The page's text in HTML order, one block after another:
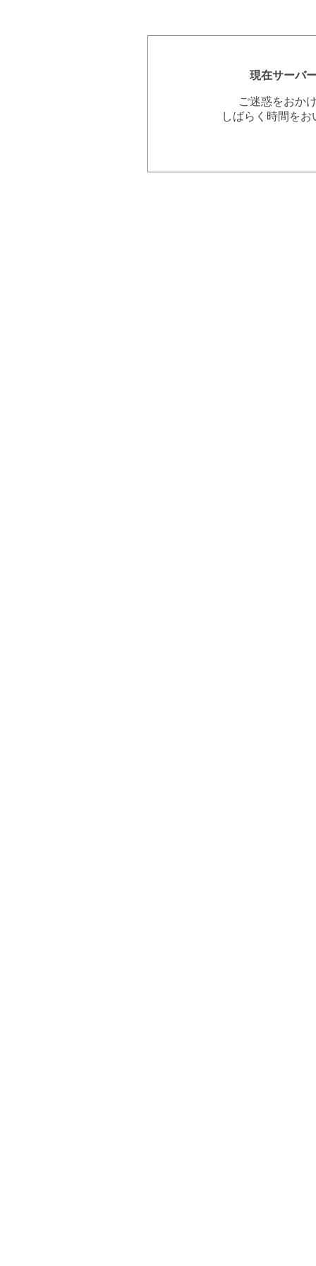
現在サーバ
ご迷惑をおか
しばらく時間を